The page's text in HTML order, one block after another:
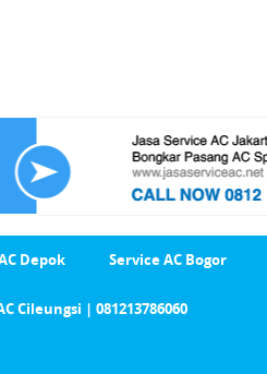
Depok Service AC Bogor
Cileungsi | 081213786060